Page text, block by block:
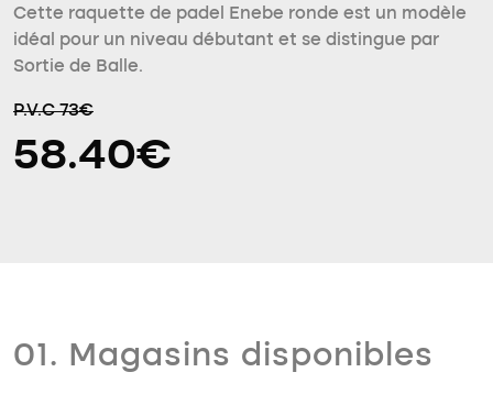
Cette raquette de padel Enebe ronde est un modèle
idéal pour un niveau débutant et se distingue par
Sortie de Balle.
P.V.C 73€
58.40€
01. Magasins disponibles